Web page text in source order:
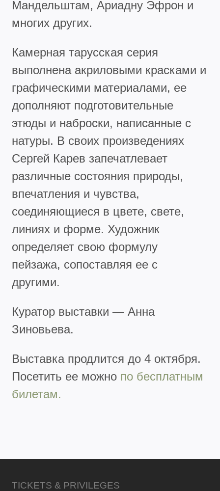
Мандельштам, Ариадну Эфрон и
многих других.
Камерная тарусская серия
выполнена акриловыми красками и
графическими материалами, ее
дополняют подготовительные
этюды и наброски, написанные с
натуры. В своих произведениях
Сергей Карев запечатлевает
различные состояния природы,
впечатления и чувства,
соединяющиеся в цвете, свете,
линиях и форме. Художник
определяет свою формулу
пейзажа, сопоставляя ее с
другими.
Куратор выставки — Анна
Зиновьева.
Выставка продлится до 4 октября.
Посетить ее можно по бесплатным
билетам.
TICKETS & PRIVILEGES